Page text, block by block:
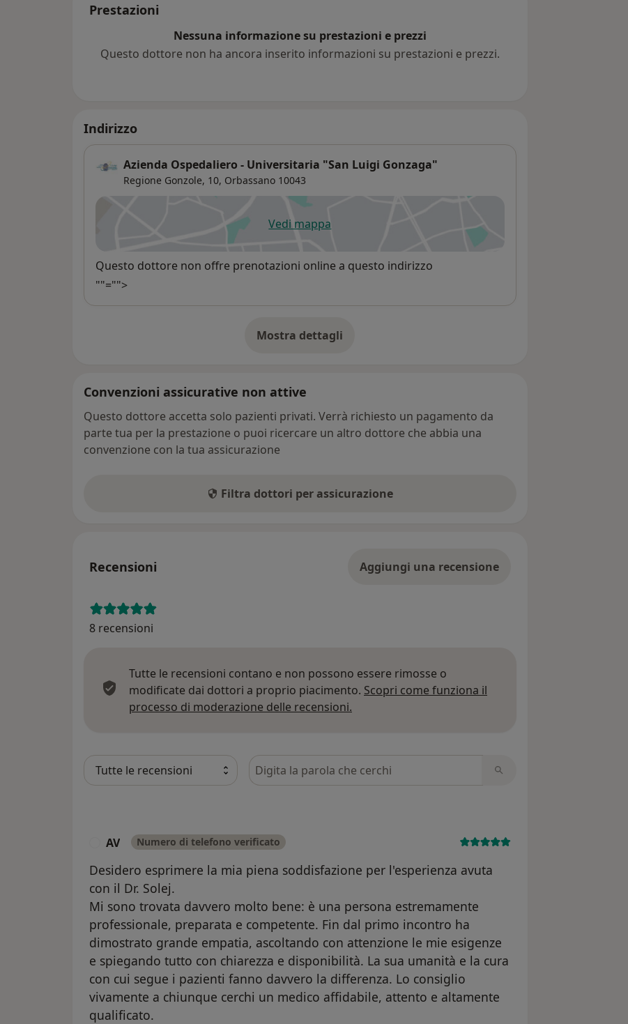
Prestazioni
Nessuna informazione su prestazioni e prezzi
Questo dottore non ha ancora inserito informazioni su prestazioni e prezzi.
Indirizzo
Azienda Ospedaliero - Universitaria "San Luigi Gonzaga"
Regione Gonzole, 10, Orbassano 10043
Vedi mappasi apre in una nuova scheda
Disponibilità
Questo dottore non offre prenotazioni online a questo indirizzo
""="">
Mostra dettagli
sull'indirizzo
Convenzioni assicurative non attive
Questo dottore accetta solo pazienti privati. Verrà richiesto un pagamento da
parte tua per la prestazione o puoi ricercare un altro dottore che abbia una
convenzione con la tua assicurazione
Filtra dottori per assicurazione
Recensioni Aggiungi una recensione
8 recensioni
Tutte le recensioni contano e non possono essere rimosse o
modificate dai dottori a proprio piacimento. Scopri come funziona il
processo di moderazione delle recensioni.
Cerca nelle recensioni
AV Numero di telefono verificato
Desidero esprimere la mia piena soddisfazione per l'esperienza avuta
con il Dr. Solej.
Mi sono trovata davvero molto bene: è una persona estremamente
professionale, preparata e competente. Fin dal primo incontro ha
dimostrato grande empatia, ascoltando con attenzione le mie esigenze
e spiegando tutto con chiarezza e disponibilità. La sua umanità e la cura
con cui segue i pazienti fanno davvero la differenza. Lo consiglio
vivamente a chiunque cerchi un medico affidabile, attento e altamente
qualificato.